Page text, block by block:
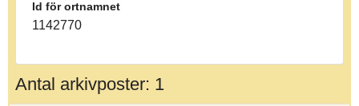
Id för ortnamnet
1142770
Antal arkivposter: 1